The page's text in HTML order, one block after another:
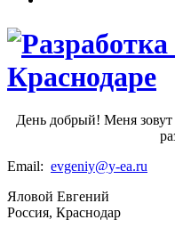
День добрый! Меня
Email: evgeniy@y-ea.ru
Яловой Евгений
Россия, Краснодар